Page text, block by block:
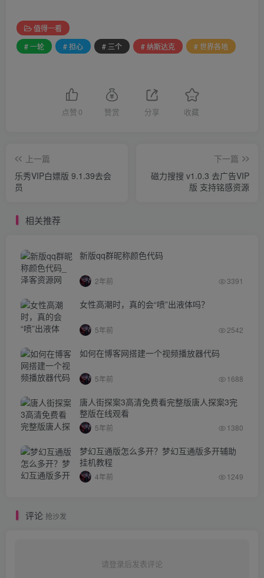
值得一看
# 一轮
# 担心 # 三个 # 纳斯达克 # 世界各地
点赞 0 赞赏 分享 收藏
上一篇
乐秀VIP白嫖版 9.1.39去会
员
下一篇
磁力搜搜 v1.0.3 去广告VIP
版 支持铭感资源
相关推荐
新版qq群昵称颜色代码
2年前 3391
女性高潮时，真的会“喷”出液体吗？
5年前 2542
如何在博客网搭建一个视频播放器代码
5年前 1688
唐人街探案3高清免费看完整版唐人探案3完
整版在线观看
5年前 1380
梦幻互通版怎么多开？梦幻互通版多开辅助
挂机教程
4年前 1249
评论 抢沙发
请登录后发表评论